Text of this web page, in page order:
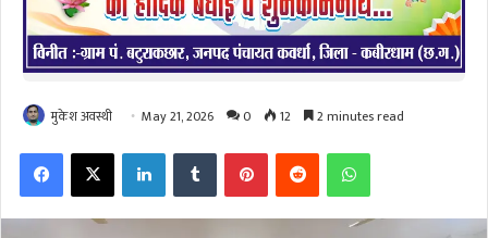
मुकेश अवस्थी May 21, 2026 0 12 2 minutes read
FacebookX LinkedInTumblr PinterestReddit WhatsApp